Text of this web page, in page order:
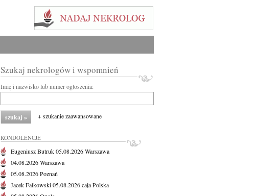
Szukaj nekrologów i wspomnień
Imię i nazwisko lub numer ogłoszenia:
+ szukanie zaawansowane
KONDOLENCJE
Eugeniusz Butruk05.08.2026Warszawa
04.08.2026Warszawa
05.08.2026Poznań
Jacek Falkowski05.08.2026cała Polska